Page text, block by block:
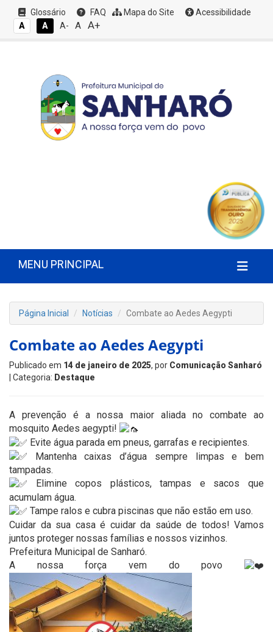
Glossário FAQ Mapa do Site
Acessibilidade
A
A A- A A+
MENU PRINCIPAL
Página Inicial Notícias Combate ao Aedes Aegypti
Combate ao Aedes Aegypti
Publicado em 14 de janeiro de 2025, por Comunicação Sanharó
| Categoria: Destaque
A prevenção é a nossa maior aliada no combate ao
mosquito Aedes aegypti!
Evite água parada em pneus, garrafas e recipientes.
Mantenha caixas d’água sempre limpas e bem
tampadas.
Elimine copos plásticos, tampas e sacos que
acumulam água.
Tampe ralos e cubra piscinas que não estão em uso.
Cuidar da sua casa é cuidar da saúde de todos! Vamos
juntos proteger nossas famílias e nossos vizinhos.
Prefeitura Municipal de Sanharó.
A nossa força vem do povo